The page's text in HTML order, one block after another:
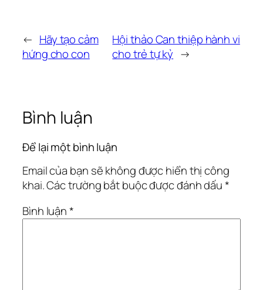
← Hãy tạo cảm
hứng cho con
Hội thảo Can thiệp hành vi
cho trẻ tự kỷ →
Bình luận
Để lại một bình luận
Email của bạn sẽ không được hiển thị công
khai.Các trường bắt buộc được đánh dấu*
Bình luận*